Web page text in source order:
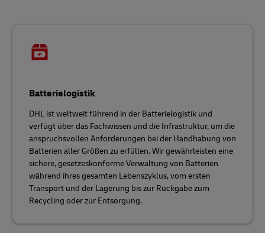
Batterielogistik
DHL ist weltweit führend in der Batterielogistik und
verfügt über das Fachwissen und die Infrastruktur, um die
anspruchsvollen Anforderungen bei der Handhabung von
Batterien aller Größen zu erfüllen. Wir gewährleisten eine
sichere, gesetzeskonforme Verwaltung von Batterien
während ihres gesamten Lebenszyklus, vom ersten
Transport und der Lagerung bis zur Rückgabe zum
Recycling oder zur Entsorgung.